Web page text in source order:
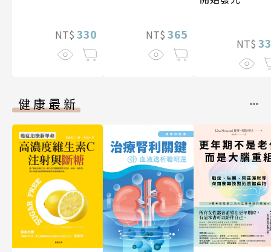
NT$ 330 NT$ 365
NT$
健康最新